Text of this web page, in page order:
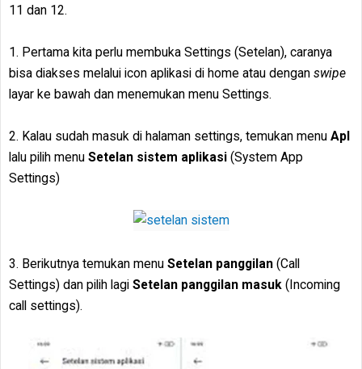
11 dan 12.
1. Pertama kita perlu membuka Settings (Setelan), caranya
bisa diakses melalui icon aplikasi di home atau dengan swipe
layar ke bawah dan menemukan menu Settings.
2. Kalau sudah masuk di halaman settings, temukan menu Apl
lalu pilih menu Setelan sistem aplikasi (System App
Settings)
3. Berikutnya temukan menu Setelan panggilan (Call
Settings) dan pilih lagi Setelan panggilan masuk (Incoming
call settings).